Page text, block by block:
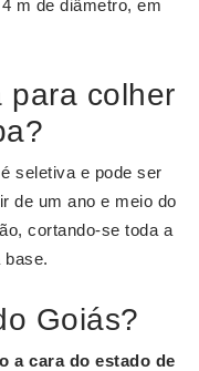
m de diâmetro, em
para colher
seletiva e pode ser
de um ano e meio do
cortando-se toda a
base.
Goiás?
a cara do estado de